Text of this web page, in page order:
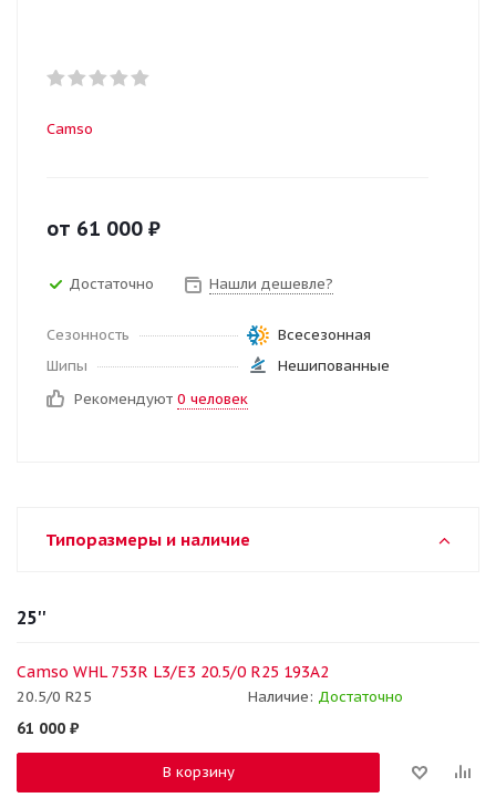
Camso
от 61 000 ₽
Достаточно Нашли дешевле?
Сезонность
Всесезонная
Шипы
Нешипованные
Рекомендуют 0 человек
Типоразмеры и наличие
25''
Camso WHL 753R L3/E3 20.5/0 R25 193A2
20.5/0 R25 Наличие: Достаточно
61 000 ₽
В корзину